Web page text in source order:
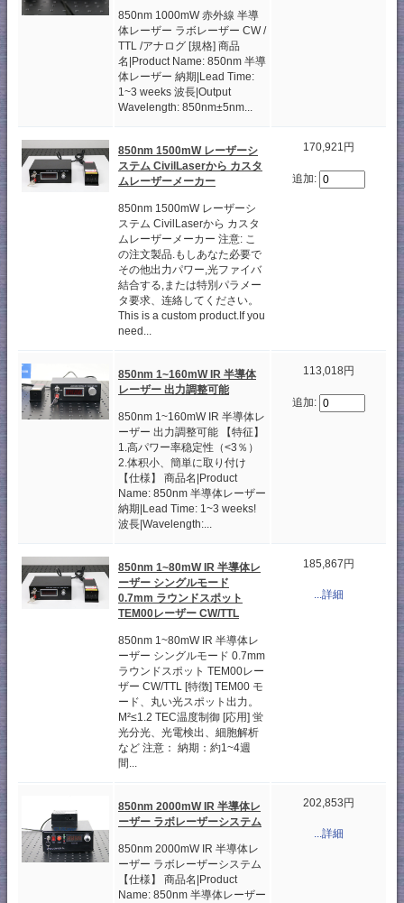
850nm 1000mW 赤外線 半導
体レーザー ラボレーザー CW /
TTL /アナログ [規格] 商品
名|Product Name: 850nm 半導
体レーザー 納期|Lead Time:
1~3 weeks 波長|Output
Wavelength: 850nm±5nm...
850nm 1500mW レーザーシ
ステム CivilLaserから カスタ
ムレーザーメーカー
850nm 1500mW レーザーシ
ステム CivilLaserから カスタ
ムレーザーメーカー 注意: こ
の注文製品.もしあなた必要で
その他出力パワー,光ファイバ
結合する,または特別パラメー
タ要求、连絡してください。
This is a custom product.If you
need...
170,921円
追加:
850nm 1~160mW IR 半導体
レーザー 出力調整可能
850nm 1~160mW IR 半導体レ
ーザー 出力調整可能 【特征】
1.高パワー率稳定性（<3％）
2.体积小、簡単に取り付け
【仕様】 商品名|Product
Name: 850nm 半導体レーザー
納期|Lead Time: 1~3 weeks!
波長|Wavelength:...
113,018円
追加:
850nm 1~80mW IR 半導体レ
ーザー シングルモード
0.7mm ラウンドスポット
TEM00レーザー CW/TTL
850nm 1~80mW IR 半導体レ
ーザー シングルモード 0.7mm
ラウンドスポット TEM00レー
ザー CW/TTL [特徴] TEM00 モ
ード、丸い光スポット出力。
M²≤1.2 TEC温度制御 [応用] 蛍
光分光、光電検出、細胞解析
など 注意： 納期：約1~4週
間...
185,867円
...詳細
850nm 2000mW IR 半導体レ
ーザー ラボレーザーシステム
850nm 2000mW IR 半導体レ
ーザー ラボレーザーシステム
【仕様】 商品名|Product
Name: 850nm 半導体レーザー
202,853円
...詳細